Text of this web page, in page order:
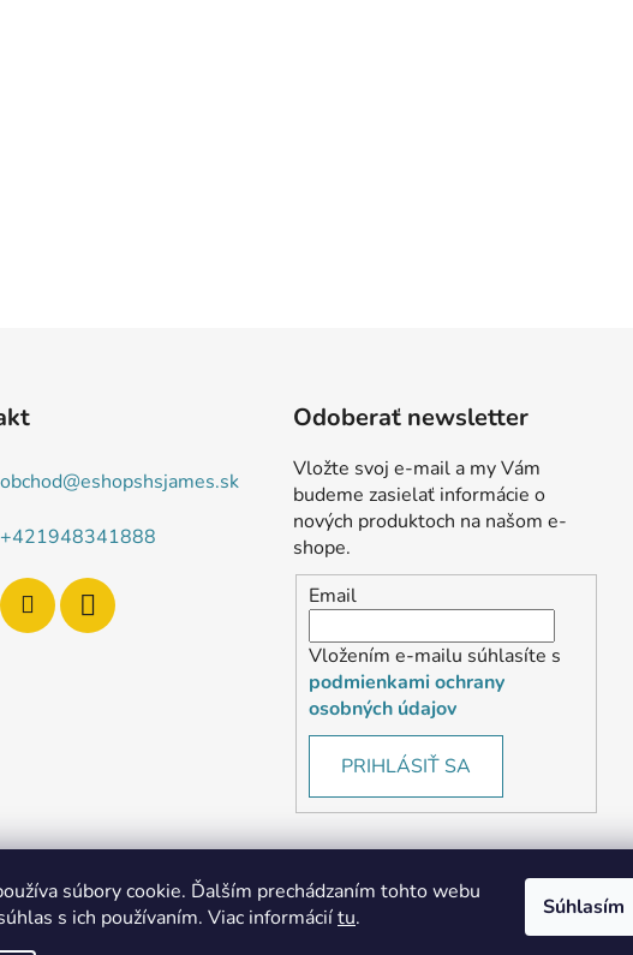
súbory cookie. Ďalším prechádzaním tohto webu
s ich používaním. Viac informáciítu. Súhlasím
obchod@eshopshsjames.sk
+421948341888
Odoberať newsletter
Vložte svoj e-mail a my Vám
budeme zasielať informácie o
nových produktoch na našom e-
shope.
Email
Vložením e-mailu súhlasíte s
podmienkami ochrany
osobných údajov
PRIHLÁSIŤ SA
MôjPrvýEshop.sk Shoptet.sk